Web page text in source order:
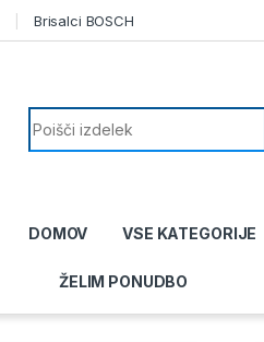
Brisalci BOSCH
Search for:
DOMOV VSE KATEGORIJE
ŽELIM PONUDBO